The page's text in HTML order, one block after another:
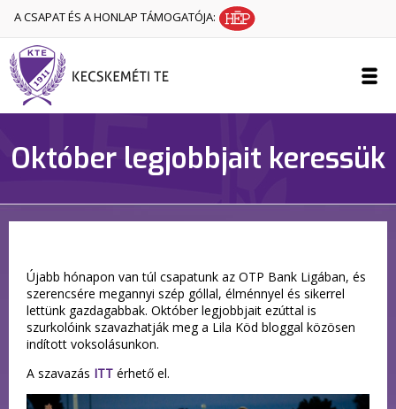
A CSAPAT ÉS A HONLAP TÁMOGATÓJA:
Október legjobbjait keressük
Újabb hónapon van túl csapatunk az OTP Bank Ligában, és
szerencsére megannyi szép góllal, élménnyel és sikerrel
lettünk gazdagabbak. Október legjobbjait ezúttal is
szurkolóink szavazhatják meg a Lila Köd bloggal közösen
indított voksolásunkon.
A szavazás ITT érhető el.